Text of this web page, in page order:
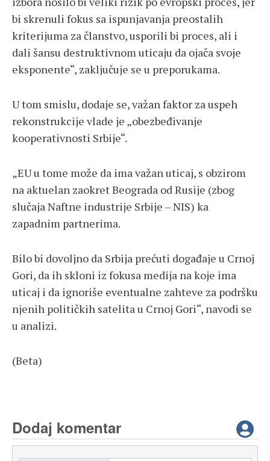
bi skrenuli fokus sa ispunjavanja preostalih
kriterijuma za članstvo, usporili bi proces, ali i
dali šansu destruktivnom uticaju da ojača svoje
eksponente“, zaključuje se u preporukama.
U tom smislu, dodaje se, važan faktor za uspeh
rekonstrukcije vlade je „obezbeđivanje
kooperativnosti Srbije“.
„EU u tome može da ima važan uticaj, s obzirom
na aktuelan zaokret Beograda od Rusije (zbog
slučaja Naftne industrije Srbije – NIS) ka
zapadnim partnerima.
Bilo bi dovoljno da Srbija prećuti događaje u Crnoj
Gori, da ih skloni iz fokusa medija na koje ima
uticaj i da ignoriše eventualne zahteve za podršku
njenih političkih satelita u Crnoj Gori“, navodi se
u analizi.
(Beta)
Dodaj komentar